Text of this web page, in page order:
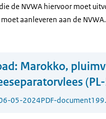
de NVWA hiervoor moet
aanleveren aan de NVWA.
Marokko,
05-2024PDF-document